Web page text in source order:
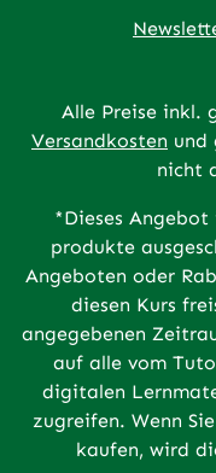
Alle Preise inkl.
Versandkosten und
nicht
*Dieses
produkte
Angeboten oder
diesen Kurs
angegebenen
auf alle vom
digitalen
zugreifen. Wenn
kaufen, wird